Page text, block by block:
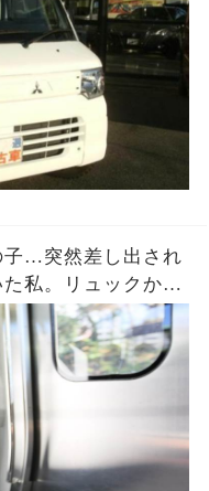
子…突然差し出され
私。リュックから
のお菓子と、最後
かった…